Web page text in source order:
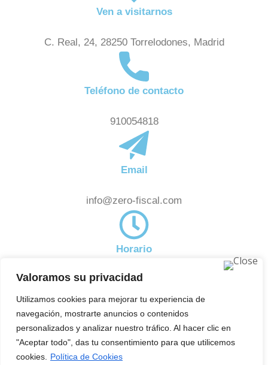
Valoramos su privacidad
Utilizamos cookies para mejorar tu experiencia de
navegación, mostrarte anuncios o contenidos
personalizados y analizar nuestro tráfico. Al hacer clic en
"Aceptar todo", das tu consentimiento para que utilicemos
cookies.
Política de Cookies
Ven a visitarnos
C. Real, 24, 28250 Torrelodones, Madrid
Teléfono de contacto
910054818
Email
info@zero-fiscal.com
Horario
De 8:00am a 18:00pm
Noticias
Subscríbete a nuestra newsletter y estate al día de
aquellas novedades en el ámbito fiscal que pueden
afectarte.